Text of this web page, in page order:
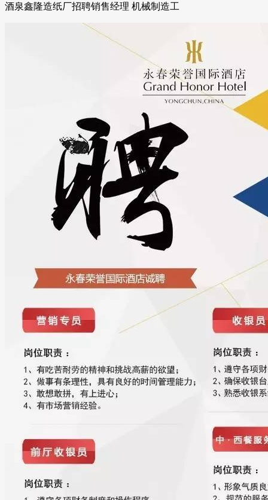
酒泉鑫隆造纸厂招聘销售经理 机械制造工